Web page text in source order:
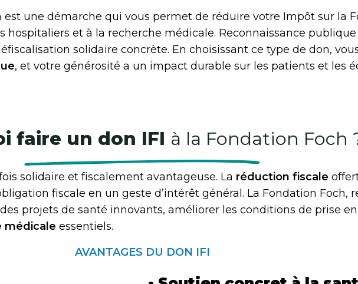
est une démarche qui vous permet de réduire votre Impôt sur la
hospitaliers et à la recherche médicale. Reconnaissance
solidaire concrète. En choisissant ce type de don,
, et votre générosité a un impact durable sur les patients et les
faire un don IFI à la Fondation Foch
solidaire et fiscalement avantageuse. La réduction fiscale
fiscale en un geste d’intérêt général. La Fondation Foch,
projets de santé innovants, améliorer les conditions de prise
médicale essentiels.
AVANTAGES DU DON IFI